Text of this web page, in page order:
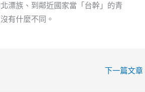
漂族、到鄰近國家當「台幹」的青
有什麼不同。
下一篇文章